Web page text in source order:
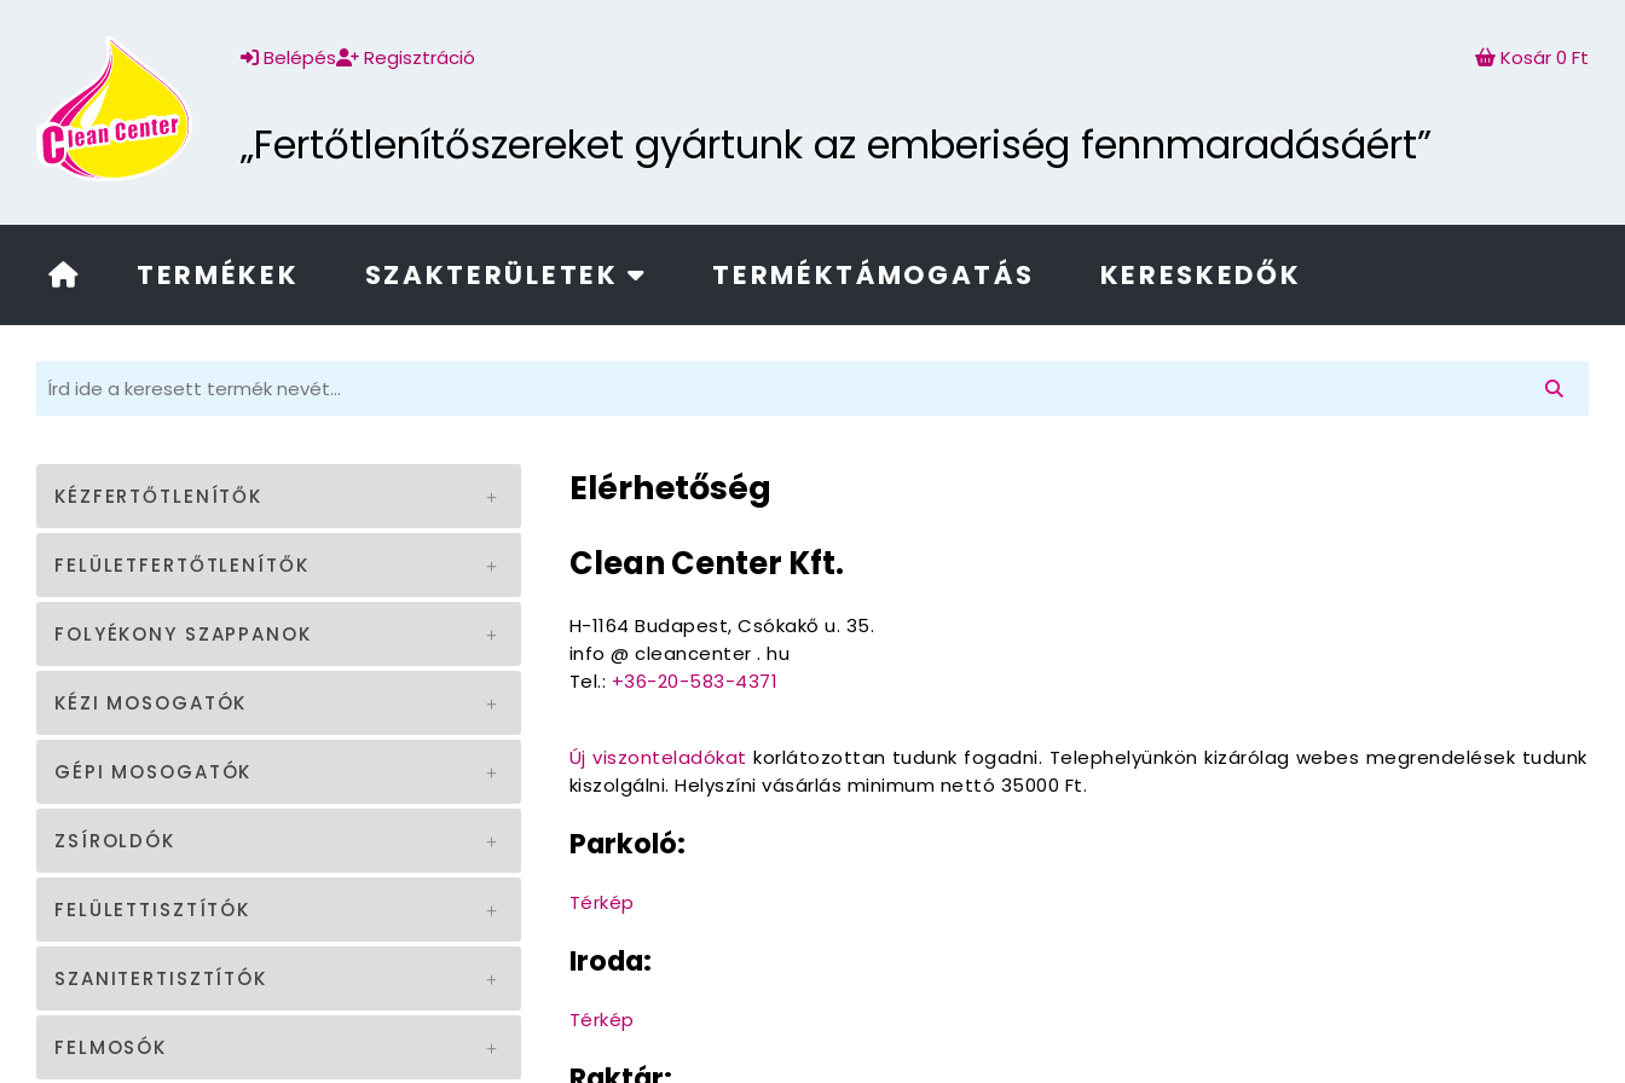
Belépés Regisztráció Kosár0 Ft
„Fertőtlenítőszereket gyártunk az emberiség fennmaradásáért”
TERMÉKEK SZAKTERÜLETEK TERMÉKTÁMOGATÁS KERESKEDŐK
KÉZFERTŐTLENÍTŐK
FELÜLETFERTŐTLENÍTŐK
FOLYÉKONY SZAPPANOK
KÉZI MOSOGATÓK
GÉPI MOSOGATÓK
ZSÍROLDÓK
FELÜLETTISZTÍTÓK
SZANITERTISZTÍTÓK
FELMOSÓK
Elérhetőség
Clean Center Kft.
H-1164 Budapest, Csókakő u. 35.
info @ cleancenter . hu
Tel.: +36-20-583-4371
Új viszonteladókat korlátozottan tudunk fogadni. Telephelyünkön kizárólag webes megrendelések tudunk
kiszolgálni. Helyszíni vásárlás minimum nettó 35000 Ft.
Parkoló:
Térkép
Iroda:
Térkép